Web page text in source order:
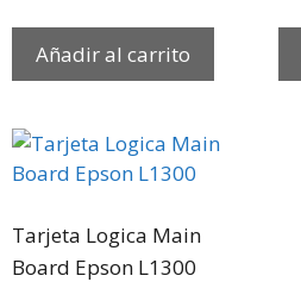
Añadir al carrito
Tarjeta Logica Main
Board Epson L1300